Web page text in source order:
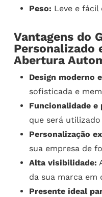
Peso: Leve e
Vantagens do
Personalizado
Abertura
Design moderno
sofisticada e
Funcionalidade e
que será
Personalização
sua empresa de
Alta visibilidade:
da sua marca em
Presente ideal